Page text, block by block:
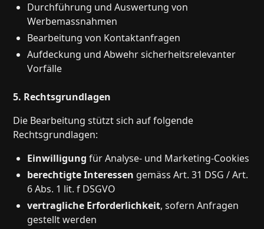
Durchführung und Auswertung von
Werbemassnahmen
Bearbeitung von Kontaktanfragen
Aufdeckung und Abwehr sicherheitsrelevanter
Vorfälle
5. Rechtsgrundlagen
Die Bearbeitung stützt sich auf folgende
Rechtsgrundlagen:
Einwilligung für Analyse- und Marketing-Cookies
berechtigte Interessen gemäss Art. 31 DSG / Art.
6 Abs. 1 lit. f DSGVO
vertragliche Erforderlichkeit, sofern Anfragen
gestellt werden